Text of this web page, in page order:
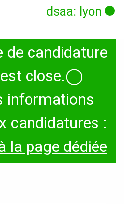
dsaa: lyon
médiations
de candidature
close.◯
informations
candidatures :
la page dédiée